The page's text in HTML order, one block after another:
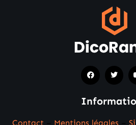
Contact Mentions légales